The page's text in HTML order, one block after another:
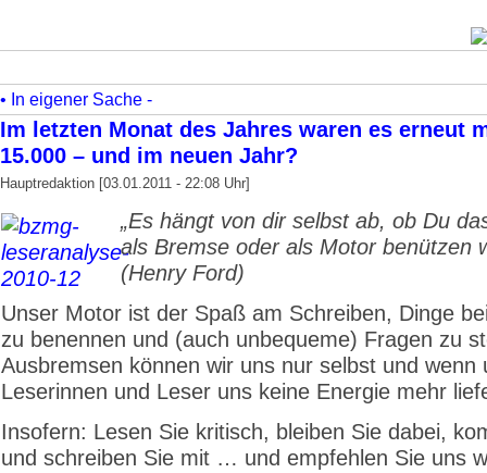
• In eigener Sache -
Im letzten Monat des Jahres waren es erneut
15.000 – und im neuen Jahr?
Hauptredaktion [03.01.2011 - 22:08 Uhr]
„Es hängt von dir selbst ab, ob Du
als Bremse oder als Motor benützen
(Henry Ford)
Unser Motor ist der Spaß am Schreiben, Dinge
zu benennen und (auch unbequeme) Fragen zu
Ausbremsen können wir uns nur selbst und wenn
Leserinnen und Leser uns keine Energie mehr
Insofern: Lesen Sie kritisch, bleiben Sie dabei,
und schreiben Sie mit … und empfehlen Sie uns